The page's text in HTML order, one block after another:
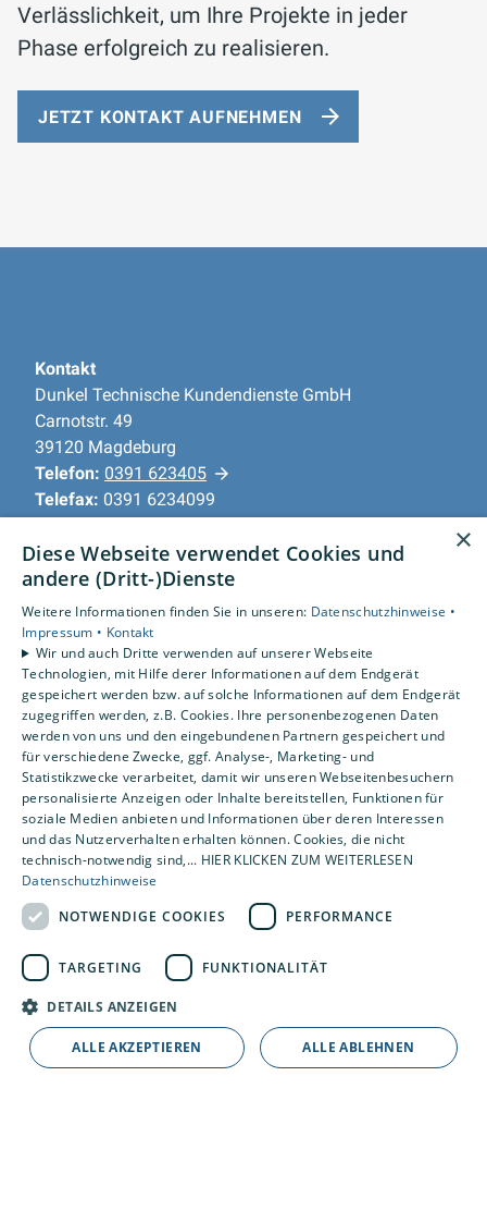
Verlässlichkeit, um Ihre Projekte in jeder
Phase erfolgreich zu realisieren.
JETZT KONTAKT AUFNEHMEN
Kontakt
Dunkel Technische Kundendienste GmbH
Carnotstr. 49
39120 Magdeburg
Telefon: 0391 623405
Telefax: 0391 6234099
Unternehmen
AGB
Datenschutz
Impressum
Barrierefreiheitserklärung
Leistungen
Privatkunden
Gewerbekunden
Karriere
Unternehmen
Standorte
Magdeburg
×
Diese Webseite verwendet Cookies und
andere (Dritt-)Dienste
Weitere Informationen finden Sie in unseren: Datenschutzhinweise •
Impressum • Kontakt
Wir und auch Dritte verwenden auf unserer Webseite
Technologien, mit Hilfe derer Informationen auf dem Endgerät
gespeichert werden bzw. auf solche Informationen auf dem Endgerät
zugegriffen werden, z.B. Cookies. Ihre personenbezogenen Daten
werden von uns und den eingebundenen Partnern gespeichert und
für verschiedene Zwecke, ggf. Analyse-, Marketing- und
Statistikzwecke verarbeitet, damit wir unseren Webseitenbesuchern
personalisierte Anzeigen oder Inhalte bereitstellen, Funktionen für
soziale Medien anbieten und Informationen über deren Interessen
und das Nutzerverhalten erhalten können. Cookies, die nicht
technisch-notwendig sind,... HIER KLICKEN ZUM WEITERLESEN
Datenschutzhinweise
NOTWENDIGE COOKIES
PERFORMANCE
TARGETING FUNKTIONALITÄT
DETAILS ANZEIGEN
ALLE AKZEPTIEREN ALLE ABLEHNEN